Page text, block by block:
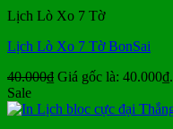
Lịch Lò Xo 7 Tờ
Lịch Lò Xo 7 Tờ BonSai
40.000₫ Giá gốc là: 40.000₫.
Sale